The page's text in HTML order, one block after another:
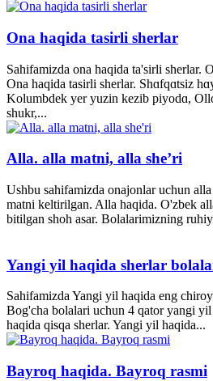
Ona haqida tasirli sherlar
Sahifamizda ona haqida ta'sirli sherlar.
Ona haqida tasirli sherlar. Shɑfqɑtsiz
Kolumbdek yer yuzin kezib piyodɑ,
shukr,...
Alla. alla matni, alla she’ri
Ushbu sahifamizda onajonlar uchun
matni keltirilgan. Alla haqida. O'zbek
bitilgan shoh asar. Bolalarimizning
Yangi yil haqida sherlar
Sahifamizda Yangi yil haqida eng
Bog'cha bolalari uchun 4 qator yangi
haqida qisqa sherlar. Yangi yil haqida...
Bayroq haqida. Bayroq rasmi